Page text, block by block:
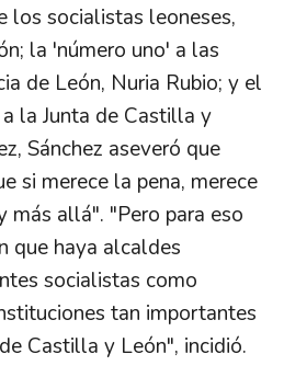
los socialistas leoneses,
la 'número uno' a las
de León, Nuria Rubio; y el
la Junta de Castilla y
Sánchez aseveró que
si merece la pena, merece
más allá". "Pero para eso
que haya alcaldes
socialistas como
tan importantes
Castilla y León", incidió.